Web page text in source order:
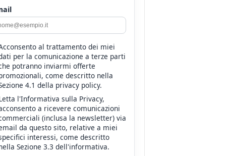
al trattamento dei miei
per la comunicazione a terze parti
potranno inviarmi offerte
come descritto nella
4.1 della privacy policy.
l'Informativa sulla Privacy,
a ricevere comunicazioni
(inclusa la newsletter) via
da questo sito, relative a miei
interessi, come descritto
Sezione 3.3 dell'informativa.